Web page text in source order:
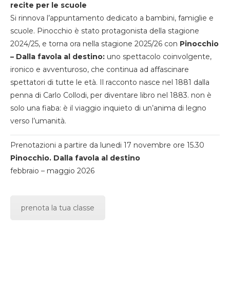
recite per le scuole
Si rinnova l’appuntamento dedicato a bambini, famiglie e
scuole. Pinocchio è stato protagonista della stagione
2024/25, e torna ora nella stagione 2025/26 con Pinocchio
– Dalla favola al destino: uno spettacolo coinvolgente,
ironico e avventuroso, che continua ad affascinare
spettatori di tutte le età. Il racconto nasce nel 1881 dalla
penna di Carlo Collodi, per diventare libro nel 1883. non è
solo una fiaba: è il viaggio inquieto di un’anima di legno
verso l’umanità.
Prenotazioni a partire da lunedi 17 novembre ore 15.30
Pinocchio. Dalla favola al destino
febbraio – maggio 2026
prenota la tua classe